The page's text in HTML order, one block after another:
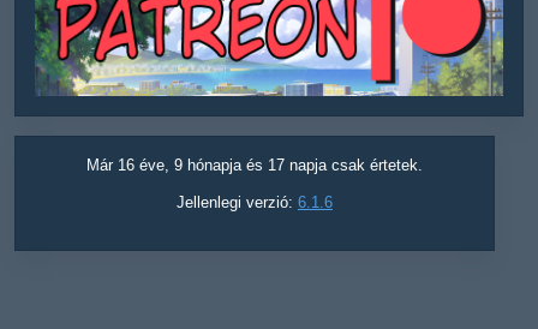
Már 16 éve, 9 hónapja és 17 napja csak értetek.
Jellenlegi verzió: 6.1.6